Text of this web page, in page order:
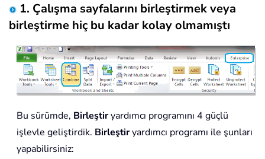
1. Çalışma sayfalarını birleştirmek veya
birleştirme hiç bu kadar kolay olmamıştı
Bu sürümde, Birleştiryardımcı programını 4 güçlü
işlevle geliştirdik. Birleştiryardımcı programı ile şunları
yapabilirsiniz: